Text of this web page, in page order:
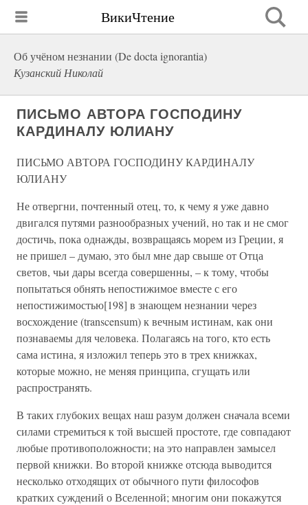
ВикиЧтение
Об учёном незнании (De docta ignorantia)
Кузанский Николай
ПИСЬМО АВТОРА ГОСПОДИНУ
КАРДИНАЛУ ЮЛИАНУ
ПИСЬМО АВТОРА ГОСПОДИНУ КАРДИНАЛУ
ЮЛИАНУ
Не отвергни, почтенный отец, то, к чему я уже давно
двигался путями разнообразных учений, но так и не смог
достичь, пока однажды, возвращаясь морем из Греции, я
не пришел – думаю, это был мне дар свыше от Отца
светов, чьи дары всегда совершенны, – к тому, чтобы
попытаться обнять непостижимое вместе с его
непостижимостью[198] в знающем незнании через
восхождение (transcensum) к вечным истинам, как они
познаваемы для человека. Полагаясь на того, кто есть
сама истина, я изложил теперь это в трех книжках,
которые можно, не меняя принципа, сгущать или
распространять.
В таких глубоких вещах наш разум должен сначала всеми
силами стремиться к той высшей простоте, где совпадают
любые противоположности; на это направлен замысел
первой книжки. Во второй книжке отсюда выводится
несколько отходящих от обычного пути философов
кратких суждений о Вселенной; многим они покажутся